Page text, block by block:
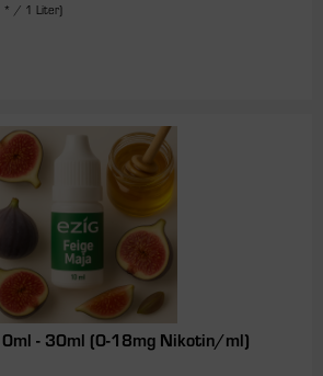
* / 1 Liter)
- 30ml (0-18mg Nikotin/ml)